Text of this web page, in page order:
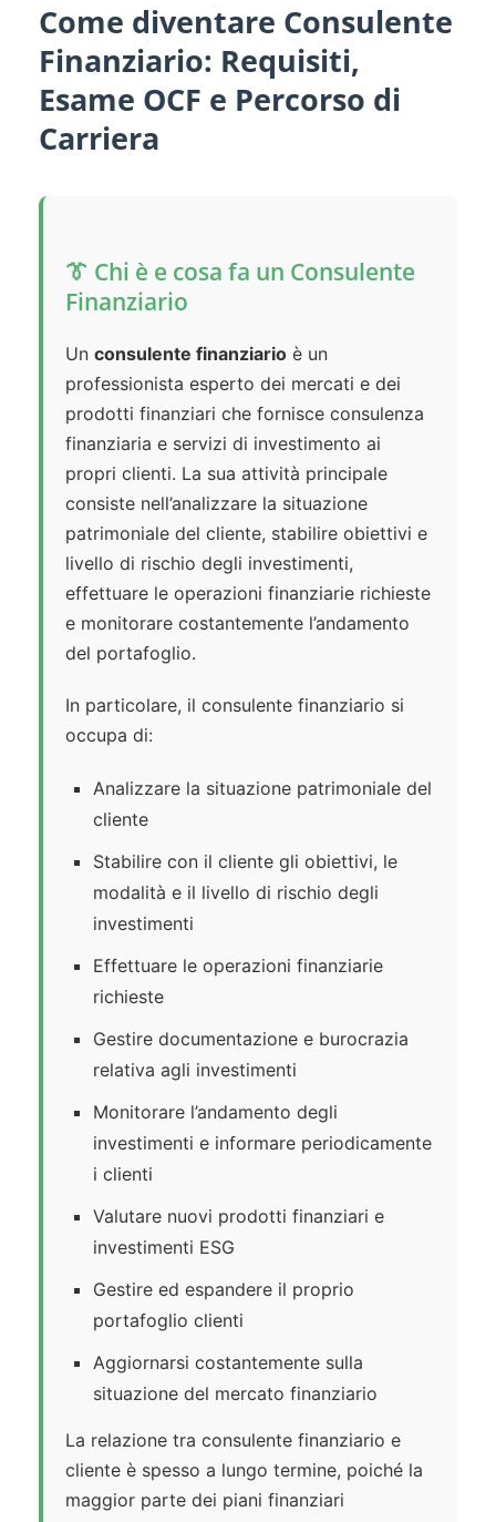
Come diventare Consulente
Finanziario: Requisiti,
Esame OCF e Percorso di
Carriera
👔 Chi è e cosa fa un Consulente
Finanziario
Un consulente finanziario è un
professionista esperto dei mercati e dei
prodotti finanziari che fornisce consulenza
finanziaria e servizi di investimento ai
propri clienti. La sua attività principale
consiste nell’analizzare la situazione
patrimoniale del cliente, stabilire obiettivi e
livello di rischio degli investimenti,
effettuare le operazioni finanziarie richieste
e monitorare costantemente l’andamento
del portafoglio.
In particolare, il consulente finanziario si
occupa di:
Analizzare la situazione patrimoniale del
cliente
Stabilire con il cliente gli obiettivi, le
modalità e il livello di rischio degli
investimenti
Effettuare le operazioni finanziarie
richieste
Gestire documentazione e burocrazia
relativa agli investimenti
Monitorare l’andamento degli
investimenti e informare periodicamente
i clienti
Valutare nuovi prodotti finanziari e
investimenti ESG
Gestire ed espandere il proprio
portafoglio clienti
Aggiornarsi costantemente sulla
situazione del mercato finanziario
La relazione tra consulente finanziario e
cliente è spesso a lungo termine, poiché la
maggior parte dei piani finanziari